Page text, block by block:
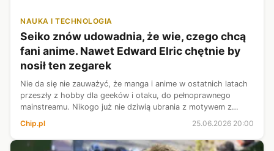
NAUKA I TECHNOLOGIA
Seiko znów udowadnia, że wie, czego chcą
fani anime. Nawet Edward Elric chętnie by
nosił ten zegarek
Nie da się nie zauważyć, że manga i anime w ostatnich latach
przeszły z hobby dla geeków i otaku, do pełnoprawnego
mainstreamu. Nikogo już nie dziwią ubrania z motywem z
czy zegarki nawiązujące...
Chip.pl 25.06.2026 20:00